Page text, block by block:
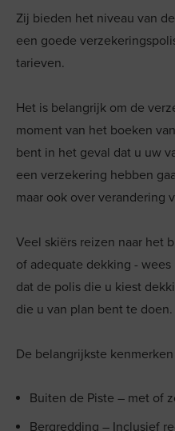
Reizen
Over ons
Accommodatie
Contact
Zij bieden het niveau van
een goede
tarieven.
Het is belangrijk om de
moment van het boeken
bent in het geval dat u uw
een verzekering hebben
maar ook over verandering
Veel skiërs reizen naar het
of adequate dekking -
dat de polis die u kiest
die u van plan bent te doen.
De belangrijkste
Buiten de Piste – met of
Bergredding – Inclusief